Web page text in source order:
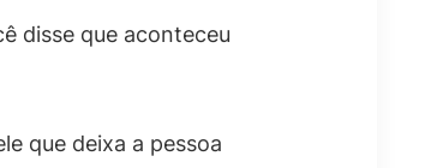
disse que aconteceu
que deixa a pessoa